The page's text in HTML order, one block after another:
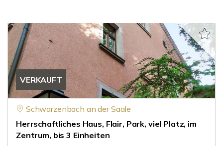
VERKAUFT
Schwarzenbach an der Saale
Herrschaftliches Haus, Flair, Park, viel Platz, im
Zentrum, bis 3 Einheiten